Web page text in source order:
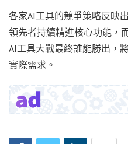
各家AI工具的競爭策略反映
領先者持續精進核心功能，
AI工具大戰最終誰能勝出，
實際需求。